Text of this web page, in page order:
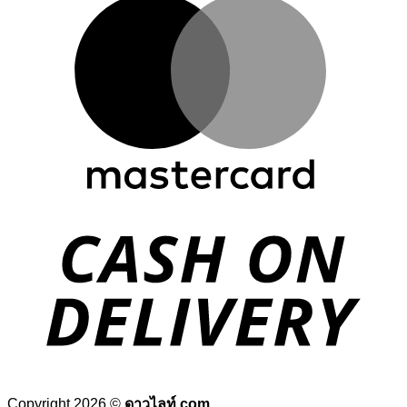
Copyright 2026 © ดาวไลท์.com